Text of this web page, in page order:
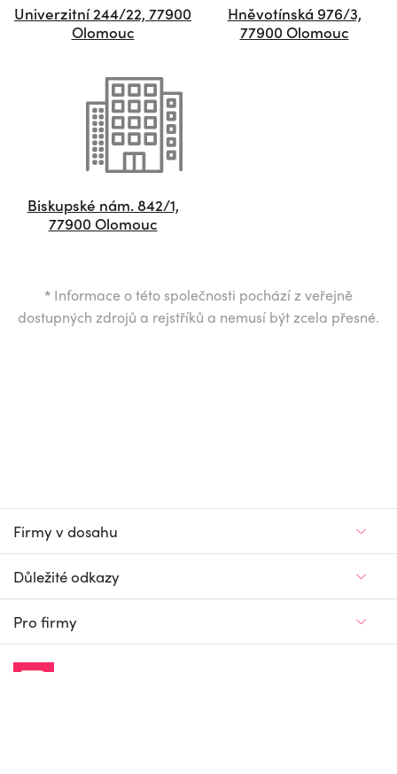
Univerzitní 244/22, 77900
Olomouc
Hněvotínská 976/3,
77900 Olomouc
Biskupské nám. 842/1,
77900 Olomouc
* Informace o této společnosti pochází z veřejně
dostupných zdrojů a rejstříků a nemusí být zcela přesné.
Firmy v dosahu
Důležité odkazy
Pro firmy